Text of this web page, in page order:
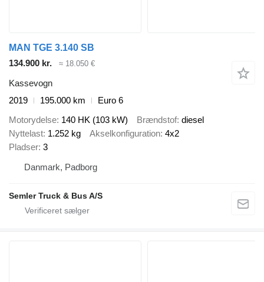
MAN TGE 3.140 SB
134.900 kr.
≈ 18.050 €
Kassevogn
2019
195.000 km
Euro 6
Motorydelse 140 HK (103 kW) Brændstof diesel
Nyttelast 1.252 kg Akselkonfiguration 4x2
Pladser 3
Danmark, Padborg
Semler Truck & Bus A/S